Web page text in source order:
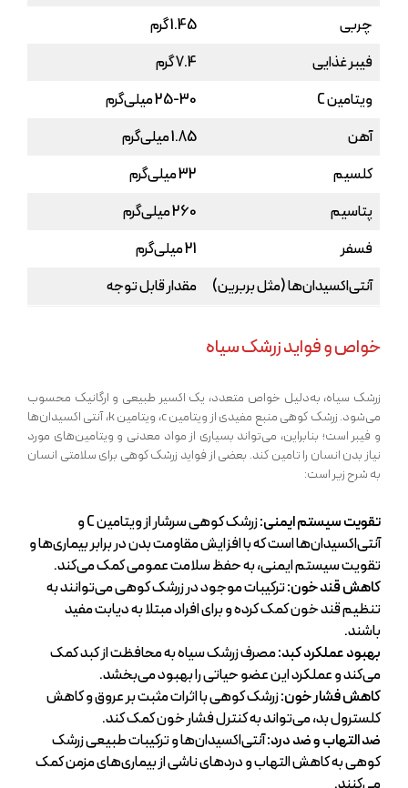
چربی
1.45 گرم
فیبر غذایی
7.4 گرم
ویتامین C
25-30 میلی‌گرم
آهن
1.85 میلی‌گرم
کلسیم
32 میلی‌گرم
پتاسیم
260 میلی‌گرم
فسفر
21 میلی‌گرم
آنتی‌اکسیدان‌ها (مثل بربرین)
مقدار قابل توجه
خواص و فواید زرشک سیاه
زرشک سیاه، به‌دلیل خواص متعدد، یک اکسیر طبیعی و ارگانیک محسوب
می‌شود. زرشک کوهی منبع مفیدی از ویتامین c، ویتامین k، آنتی اکسیدان‌ها
و فیبر است؛ بنابراین، می‌تواند بسیاری از مواد معدنی و ویتامین‌های مورد
نیاز بدن انسان را تامین کند. بعضی از فواید زرشک کوهی برای سلامتی انسان
به شرح زیر است:
تقویت سیستم ایمنی:
زرشک کوهی سرشار از ویتامین C و
آنتی‌اکسیدان‌ها است که با افزایش مقاومت بدن در برابر بیماری‌ها و
تقویت سیستم ایمنی، به حفظ سلامت عمومی کمک می‌کند.
کاهش قند خون:ترکیبات موجود در زرشک کوهی می‌توانند به
تنظیم قند خون کمک کرده و برای افراد مبتلا به دیابت مفید
باشند.
بهبود عملکرد کبد:مصرف زرشک سیاه به محافظت از کبد کمک
می‌کند و عملکرد این عضو حیاتی را بهبود می‌بخشد.
کاهش فشار خون:زرشک کوهی با اثرات مثبت بر عروق و کاهش
کلسترول بد، می‌تواند به کنترل فشار خون کمک کند.
ضد التهاب و ضد درد:آنتی‌اکسیدان‌ها و ترکیبات طبیعی زرشک
کوهی به کاهش التهاب و دردهای ناشی از بیماری‌های مزمن کمک